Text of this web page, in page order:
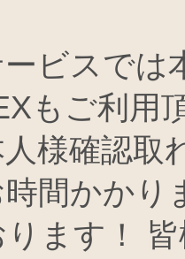
ビスでは
もご利用
様確認取
間かかり
ます！